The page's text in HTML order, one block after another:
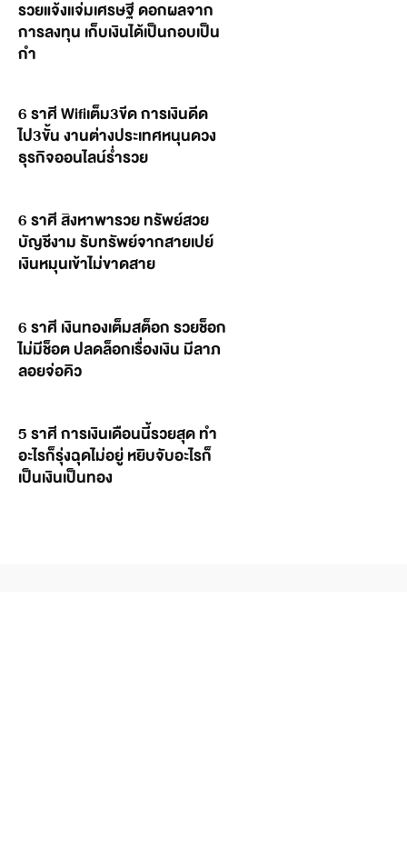
รวยแจ้งแจ่มเศรษฐี ดอกผลจาก
การลงทุน เก็บเงินได้เป็นกอบเป็น
กำ
6 ราศี Wifiเต็ม3ขีด การเงินดีด
ไป3ขั้น งานต่างประเทศหนุนดวง
ธุรกิจออนไลน์ร่ำรวย
6 ราศี สิงหาพารวย ทรัพย์สวย
บัญชีงาม รับทรัพย์จากสายเปย์
เงินหมุนเข้าไม่ขาดสาย
6 ราศี เงินทองเต็มสต็อก รวยช็อก
ไม่มีช็อต ปลดล็อกเรื่องเงิน มีลาภ
ลอยจ่อคิว
5 ราศี การเงินเดือนนี้รวยสุด ทำ
อะไรก็รุ่งฉุดไม่อยู่ หยิบจับอะไรก็
เป็นเงินเป็นทอง